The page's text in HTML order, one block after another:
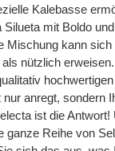
Kalebasse
Silueta mit Boldo
Mischung kann sich
nützlich
nur anregt, sondern
ist die
ganze Reihe von